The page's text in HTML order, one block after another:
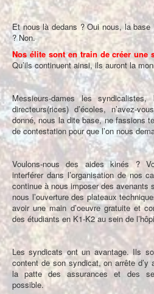
Et nous là dedans ? Oui nous, la
? Non.
Nos élite sont en train de créer une
Qu’ils continuent ainsi, ils auront la
Messieurs-dames les
directeurs(rices) d’écoles, n’avez-
donné, nous la dite base, ne fassions
de contestation pour que l’on nous
Voulons-nous des aides kinés ?
interférer dans l’organisation de nos
continue à nous imposer des avenants
nous l’ouverture des plateaux
avoir une main d’oeuvre gratuite et
des étudiants en K1-K2 au sein de
Les syndicats ont un avantage. Ils
content de son syndicat, on arrête
la patte des assurances et des
possible.